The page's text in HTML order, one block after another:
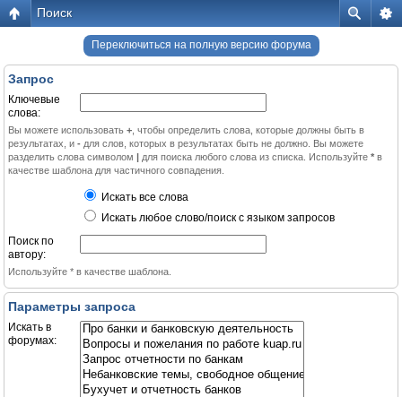
Поиск
Переключиться на полную версию форума
Запрос
Ключевые
слова:
Вы можете использовать + , чтобы определить слова, которые должны быть в
результатах, и - для слов, которых в результатах быть не должно. Вы можете
разделить слова символом | для поиска любого слова из списка. Используйте * в
качестве шаблона для частичного совпадения.
Искать все слова
Искать любое слово/поиск с языком запросов
Поиск по
автору:
Используйте * в качестве шаблона.
Параметры запроса
Искать в
форумах: